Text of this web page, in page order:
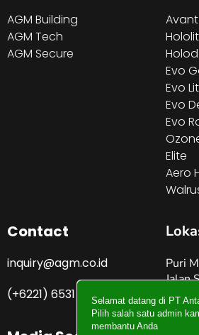
AGM Building
AGM Tech
AGM Secure
Evo
Evo
Evo
Evo
Elite
Aero
Contact
inquiry@agm.co.id
(+6221) 6531 4274
Puri
Jalan
Selamat datang di PT
Pilih salah satu admin
membantu Anda